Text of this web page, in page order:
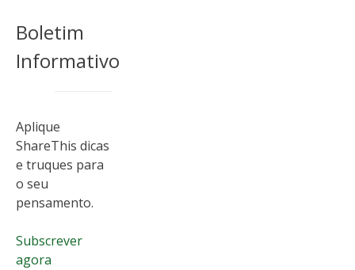
Boletim
Informativo
Aplique
ShareThis dicas
e truques para
o seu
pensamento.
Subscrever
agora